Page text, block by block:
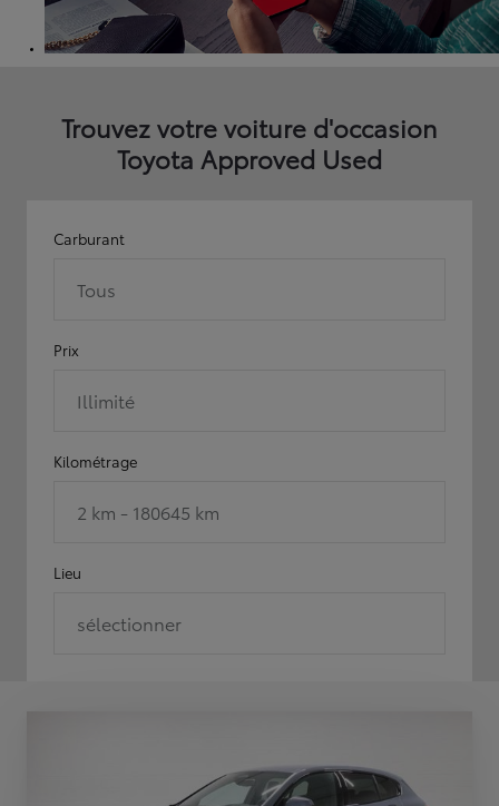
Trouvez votre voiture d'occasion
Toyota Approved Used
Carburant
Tous
Prix
Illimité
Kilométrage
2 km - 180645 km
Lieu
sélectionner